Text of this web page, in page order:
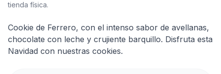
tienda física.
Descripción
Cookie de Ferrero, con el intenso sabor de avellanas,
chocolate con leche y crujiente barquillo. Disfruta esta
Navidad con nuestras cookies.